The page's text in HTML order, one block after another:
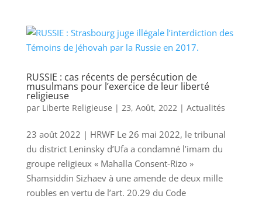
RUSSIE : cas récents de persécution de
musulmans pour l’exercice de leur liberté
religieuse
par Liberte Religieuse | 23, Août, 2022 | Actualités
23 août 2022 | HRWF Le 26 mai 2022, le tribunal
du district Leninsky d’Ufa a condamné l’imam du
groupe religieux « Mahalla Consent-Rizo »
Shamsiddin Sizhaev à une amende de deux mille
roubles en vertu de l’art. 20.29 du Code